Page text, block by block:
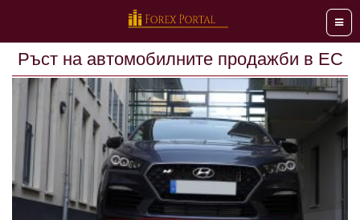
Меню
Ръст на автомобилните продажби в ЕС